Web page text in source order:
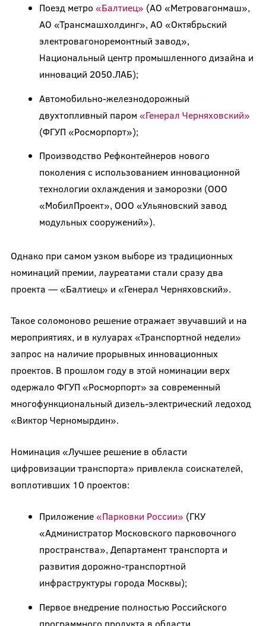
Поезд метро «Балтиец» (АО «Метровагонмаш»,
АО «Трансмашхолдинг», АО «Октябрьский
электровагоноремонтный завод»,
Национальный центр промышленного дизайна и
инноваций 2050.ЛАБ);
Автомобильно-железнодорожный
двухтопливный паром «Генерал Черняховский»
(ФГУП «Росморпорт»);
Производство Рефконтейнеров нового
поколения с использованием инновационной
технологии охлаждения и заморозки (ООО
«МобилПроект», ООО «Ульяновский завод
модульных сооружений»).
Однако при самом узком выборе из традиционных
номинаций премии, лауреатами стали сразу два
проекта — «Балтиец» и «Генерал Черняховский».
Такое соломоново решение отражает звучавший и на
мероприятиях, и в кулуарах «Транспортной недели»
запрос на наличие прорывных инновационных
проектов. В прошлом году в этой номинации верх
одержало ФГУП «Росморпорт» за современный
многофункциональный дизель-электрический ледоход
«Виктор Черномырдин».
Номинация «Лучшее решение в области
цифровизации транспорта» привлекла соискателей,
воплотивших 10 проектов:
Приложение«Парковки России» (ГКУ
«Администратор Московского парковочного
пространства», Департамент транспорта и
развития дорожно-транспортной
инфраструктуры города Москвы);
Первое внедрение полностью Российского
программного продукта в области